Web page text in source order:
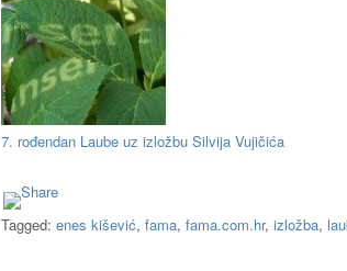
7. rođendan Laube uz izložbu Silvija Vujičića
Tagged: enes kišević, fama, fama.com.hr, izložba,